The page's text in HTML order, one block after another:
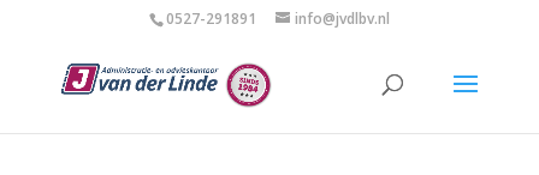
0527-291891 info@jvdlbv.nl